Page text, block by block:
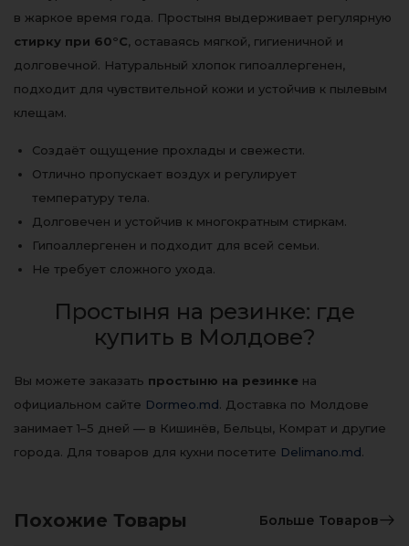
в жаркое время года. Простыня выдерживает регулярную
стирку при 60°C, оставаясь мягкой, гигиеничной и
долговечной. Натуральный хлопок гипоаллергенен,
подходит для чувствительной кожи и устойчив к пылевым
клещам.
Создаёт ощущение прохлады и свежести.
Отлично пропускает воздух и регулирует
температуру тела.
Долговечен и устойчив к многократным стиркам.
Гипоаллергенен и подходит для всей семьи.
Не требует сложного ухода.
Простыня на резинке: где
купить в Молдове?
Вы можете заказать простыню на резинке на
официальном сайте Dormeo.md. Доставка по Молдове
занимает 1–5 дней — в Кишинёв, Бельцы, Комрат и другие
города. Для товаров для кухни посетите Delimano.md.
Похожие Товары Больше Товаров